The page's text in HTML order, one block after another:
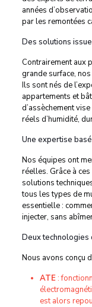
années
par les remontées
Des solutions
Contrairement aux
grande surface,
Ils sont nés de
appartements et
d’assèchement
réels d’humidité,
Une expertise
Nos équipes ont
réelles. Grâce à
solutions
tous les types de
essentielle :
injecter, sans
Deux technologies
Nous avons conçu
ATE:
est alors